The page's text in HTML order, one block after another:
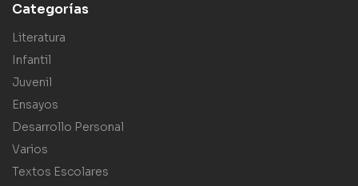
Categorías
Literatura
Infantil
Juvenil
Ensayos
Desarrollo Personal
Varios
Textos Escolares